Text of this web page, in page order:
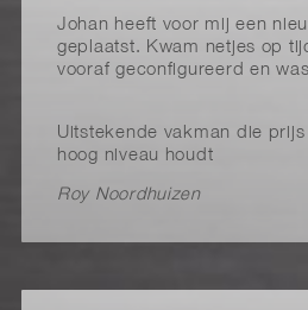
Johan heeft voor mij een
geplaatst. Kwam netjes op
vooraf geconfigureerd en
Uitstekende vakman die
hoog niveau houdt
Roy Noordhuizen